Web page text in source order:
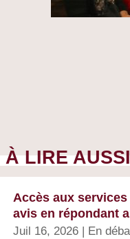
À LIRE AUSSI
Accès aux
avis en répondant
Juil 16, 2026 En